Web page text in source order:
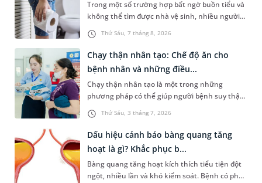
Thứ Sáu, 7 tháng 8, 2026
Trong một số trường hợp bất ngờ buồn tiểu và
không thể tìm được nhà vệ sinh, nhiều người
đã áp dụng phương pháp bấm huyệt nhịn tiểu.
Vậy cách bấm huyệt nhịn tiểu được thực hiện
như thế nào? Dưới đây là thông tin tham khảo
và một số lưu ý dành cho bạn.
Thứ Sáu, 3 tháng 7, 2026
Chạy thận nhân tạo: Chế độ ăn cho
bệnh nhân và những điều...
Chạy thận nhân tạo là một trong những
phương pháp có thể giúp người bệnh suy thận
mạn tính ở giai đoạn cuối có thể kéo dài cuộc
sống và tăng chất lượng sống đáng kể. Bài viết
dưới đây là một số thông tin cơ bản về phương
pháp điều trị này và những lưu ý về chế độ ăn
dành cho người bệnh để đảm bảo hiệu quả
chạy thận và phòng ngừa tai biến nghiêm
trọng.
Dấu hiệu cảnh báo bàng quang tăng
hoạt là gì? Khắc phục b...
Bàng quang tăng hoạt kích thích tiểu tiện đột
ngột, nhiều lần và khó kiểm soát. Bệnh có phổ